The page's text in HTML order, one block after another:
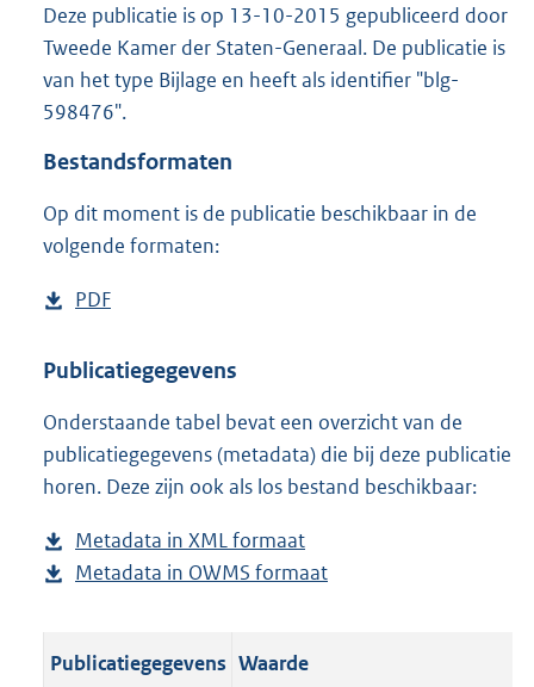
e
:
2
Deze publicatie is op 13-10-2015 gepubliceerd door
Tweede Kamer der Staten-Generaal. De publicatie is
van het type Bijlage en heeft als identifier "blg-
598476".
Bestandsformaten
Op dit moment is de publicatie beschikbaar in de
volgende formaten:
D
w
l
o
a
p
u
l
PDF
s
a
n
d
g
r
o
Publicatiegegevens
Onderstaande tabel bevat een overzicht van de
publicatiegegevens (metadata) die bij deze publicatie
horen. Deze zijn ook als los bestand beschikbaar:
Metadata in XML formaat
e
a
Metadata in OWMS formaat
Publicatiegegevens Waarde